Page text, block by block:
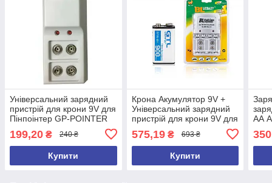
Універсальний зарядний
пристрій для крони 9V для
Пінпоінтер GP-POINTER
199,20 ₴ 240 ₴
Купити
Крона Акумулятор 9V +
Універсальний зарядний
пристрій для крони 9V для
Пінпоінтер GP-POINTER
575,19₴ 693 ₴
Купити
АА